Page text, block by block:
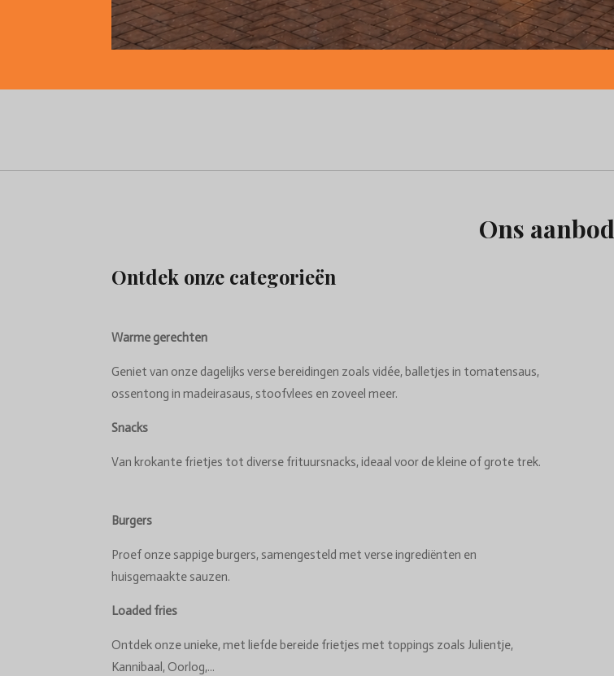
Ons aanbod
Ontdek onze categorieën
Warme gerechten
Geniet van onze dagelijks verse bereidingen zoals vidée, balletjes in tomatensaus,
ossentong in madeirasaus, stoofvlees en zoveel meer.
Snacks
Van krokante frietjes tot diverse frituursnacks, ideaal voor de kleine of grote trek.
Burgers
Proef onze sappige burgers, samengesteld met verse ingrediënten en
huisgemaakte sauzen.
Loaded fries
Ontdek onze unieke, met liefde bereide frietjes met toppings zoals Julientje,
Kannibaal, Oorlog,...